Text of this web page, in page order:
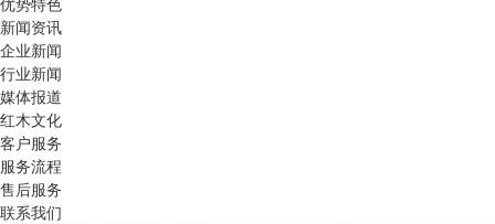
新闻资讯
企业新闻
行业新闻
媒体报道
红木文化
客户服务
服务流程
售后服务
联系我们